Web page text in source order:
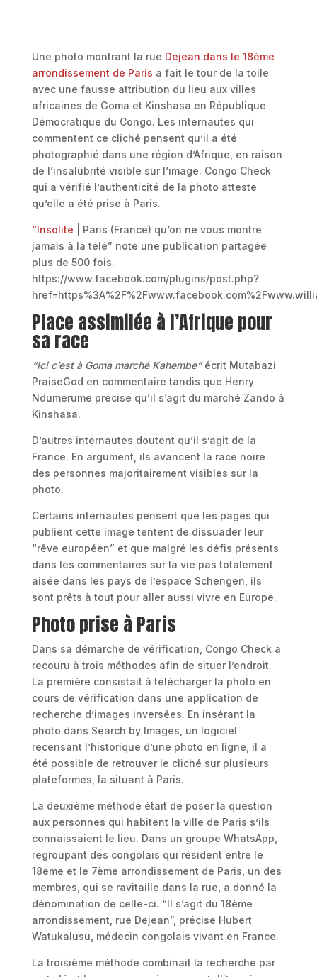
Une photo montrant la rue Dejean dans le 18ème
arrondissement de Paris a fait le tour de la toile
avec une fausse attribution du lieu aux villes
africaines de Goma et Kinshasa en République
Démocratique du Congo. Les internautes qui
commentent ce cliché pensent qu’il a été
photographié dans une région d’Afrique, en raison
de l’insalubrité visible sur l’image. Congo Check
qui a vérifié l’authenticité de la photo atteste
qu’elle a été prise à Paris.
“Insolite | Paris (France) qu’on ne vous montre
jamais à la télé” note une publication partagée
plus de 500 fois.
https://www.facebook.com/plugins/post.php?
Place assimilée à l’Afrique pour
sa race
“Ici c’est à Goma marché Kahembe”écrit Mutabazi
PraiseGod en commentaire tandis que Henry
Ndumerume précise qu’il s’agit du marché Zando à
Kinshasa.
D’autres internautes doutent qu’il s’agit de la
France. En argument, ils avancent la race noire
des personnes majoritairement visibles sur la
photo.
Certains internautes pensent que les pages qui
publient cette image tentent de dissuader leur
“rêve européen” et que malgré les défis présents
dans les commentaires sur la vie pas totalement
aisée dans les pays de l’espace Schengen, ils
sont prêts à tout pour aller aussi vivre en Europe.
Photo prise à Paris
Dans sa démarche de vérification, Congo Check a
recouru à trois méthodes afin de situer l’endroit.
La première consistait à télécharger la photo en
cours de vérification dans une application de
recherche d’images inversées. En insérant la
photo dans Search by Images, un logiciel
recensant l’historique d’une photo en ligne, il a
été possible de retrouver le cliché sur plusieurs
plateformes, la situant à Paris.
La deuxième méthode était de poser la question
aux personnes qui habitent la ville de Paris s’ils
connaissaient le lieu. Dans un groupe WhatsApp,
regroupant des congolais qui résident entre le
18ème et le 7ème arrondissement de Paris, un des
membres, qui se ravitaille dans la rue, a donné la
dénomination de celle-ci. “Il s’agit du 18ème
arrondissement, rue Dejean”, précise Hubert
Watukalusu, médecin congolais vivant en France.
La troisième méthode combinait la recherche par